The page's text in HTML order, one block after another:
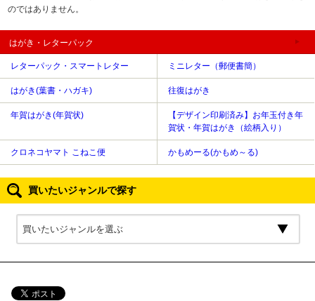
のではありません。
はがき・レターパック
レターパック・スマートレター ミニレター（郵便書簡）
はがき(葉書・ハガキ) 往復はがき
年賀はがき(年賀状)
【デザイン印刷済み】お年玉付き年
賀状・年賀はがき（絵柄入り）
クロネコヤマト こねこ便 かもめーる(かもめ～る)
買いたいジャンルで探す